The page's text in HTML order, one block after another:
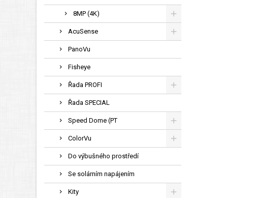
8MP (4K)
AcuSense
PanoVu
Fisheye
Řada PROFI
Řada SPECIAL
Speed Dome (PT
ColorVu
Do výbušného prostředí
Se solárním napájením
Kity